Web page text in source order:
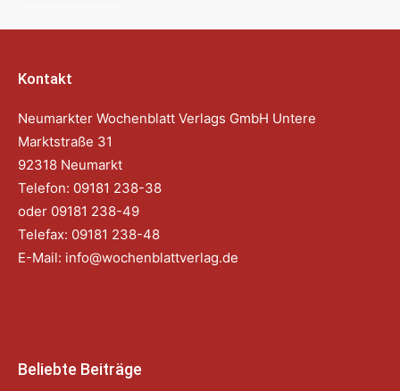
Kontakt
Neumarkter Wochenblatt Verlags GmbH Untere
Marktstraße 31
92318 Neumarkt
Telefon: 09181 238-38
oder 09181 238-49
Telefax: 09181 238-48
E-Mail: info@wochenblattverlag.de
Beliebte Beiträge